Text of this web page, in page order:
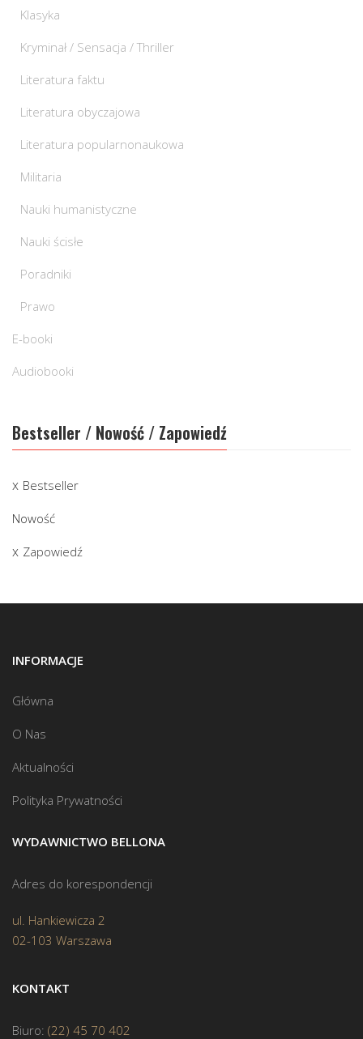
Klasyka
Kryminał / Sensacja / Thriller
Literatura faktu
Literatura obyczajowa
Literatura popularnonaukowa
Militaria
Nauki humanistyczne
Nauki ścisłe
Poradniki
Prawo
E-booki
Audiobooki
Bestseller / Nowość / Zapowiedź
Bestseller
Nowość
Zapowiedź
INFORMACJE
Główna
O Nas
Aktualności
Polityka Prywatności
WYDAWNICTWO BELLONA
Adres do korespondencji
ul. Hankiewicza 2
02-103 Warszawa
KONTAKT
Biuro: (22) 45 70 402